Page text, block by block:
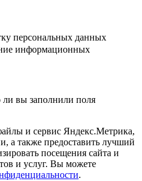
персональных данных
информационных
ли вы заполнили поля
и сервис Яндекс.Метрика,
а также предоставить лучший
посещения сайта и
и услуг. Вы можете
.